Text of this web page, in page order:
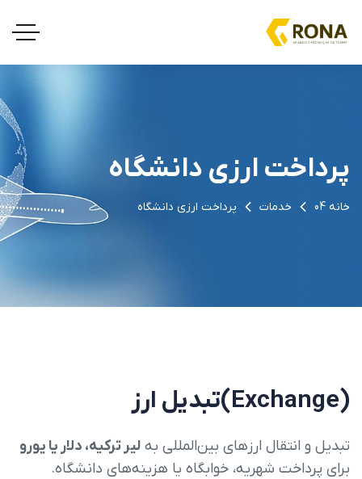
پرداخت ارزی دانشگاه
خانه 04 خدمات پرداخت ارزی دانشگاه
(Exchange)تبدیل ارز
تبدیل و انتقال ارزهای بین‌المللی به لیر ترکیه، دلار یا یورو
برای پرداخت شهریه، خوابگاه یا هزینه‌های دانشگاه.